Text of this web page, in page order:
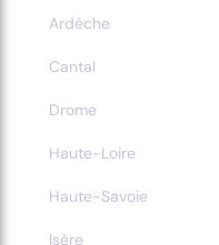
Ardèche
Cantal
Drome
Haute-Loire
Haute-Savoie
Isère